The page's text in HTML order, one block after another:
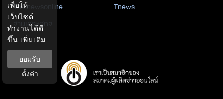
Thainewsonline
Tnews
ฐานเศรษฐกิจ
เพื่อให้
เว็บไซต์
ทำงานได้ดี
ขึ้น เพิ่มเติม
ยอมรับ
ตั้งค่า